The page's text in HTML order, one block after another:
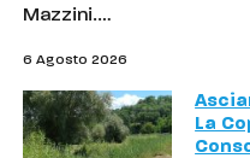
Mazzini.…
6 Agosto 2026
La